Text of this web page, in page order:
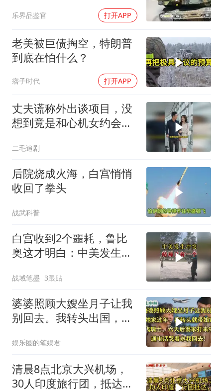
乐界品鉴官 打开APP
老美被巨债掏空，特朗普
到底在怕什么？
痞子时代 打开APP
丈夫谎称外出谈项目，没
想到竟是和心机女约会，
二毛追剧
后院烧成火海，白宫悄悄
收回了拳头
战武科普
白宫收到2个噩耗，鲁比
奥这才明白：中美发生冲
战域笔墨 3跟贴
婆婆照顾大嫂坐月子让我
别回去。我转头出国，婆
娱乐圈的笔娱君
清晨8点北京大兴机场，
30人印度旅行团，抵达，